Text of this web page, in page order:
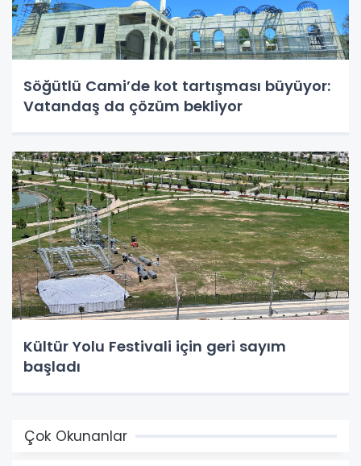
Söğütlü Cami’de kot tartışması büyüyor:
Vatandaş da çözüm bekliyor
Kültür Yolu Festivali için geri sayım
başladı
Çok Okunanlar